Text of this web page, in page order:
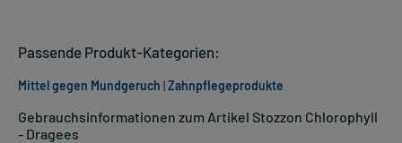
Gebrauchsinformationen zum Artikel Stozzon Chlorophyll
- Dragees
Passende Produkt-Kategorien:
Mittel gegen Mundgeruch |Zahnpflegeprodukte